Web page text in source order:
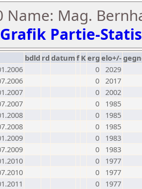
Name: Mag.
Grafik Partie-
bdld rd datumf Kerg elo+/-
0 2029
0 2017
0 2002
0
1985
0
1985
0
1985
0
1983
0
1983
0
1977
0
1977
0
1977